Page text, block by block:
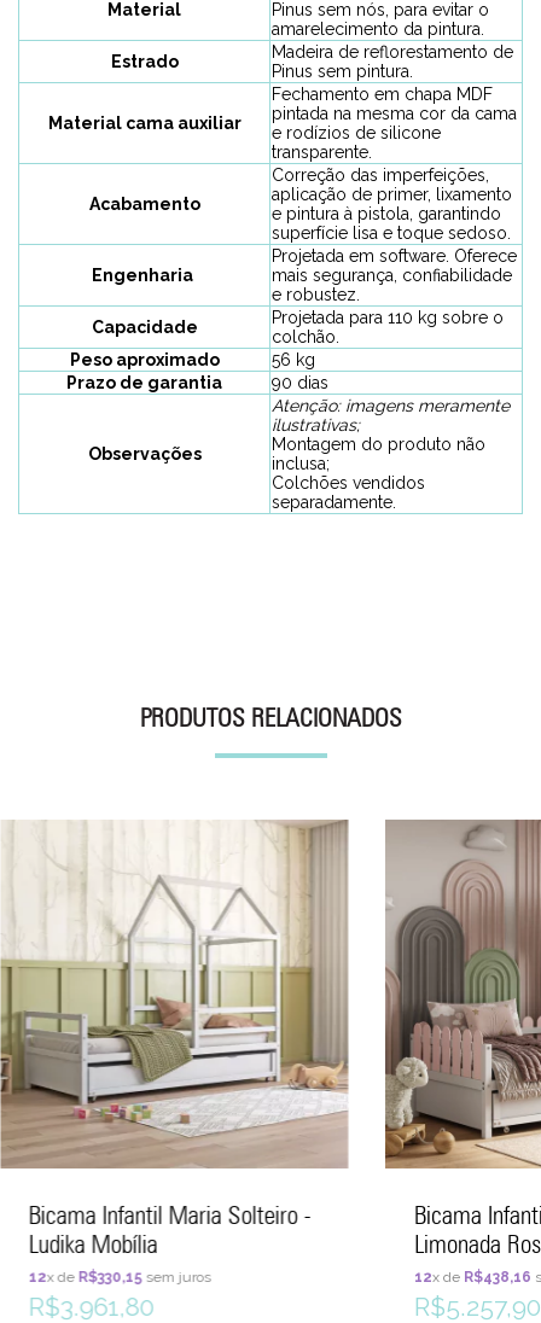
Material
Pinus sem nós, para evitar o
amarelecimento da pintura.
Estrado
Madeira de reflorestamento de
Pinus sem pintura.
Material cama auxiliar
Fechamento em chapa MDF
pintada na mesma cor da cama
e rodízios de silicone
transparente.
Acabamento
Correção das imperfeições,
aplicação de primer, lixamento
e pintura à pistola, garantindo
superfície lisa e toque sedoso.
Engenharia
Projetada em software. Oferece
mais segurança, confiabilidade
e robustez.
Capacidade
Projetada para 110 kg sobre o
colchão.
Peso aproximado
56 kg
Prazo de garantia
90 dias
Observações
Atenção: imagens meramente
ilustrativas;
Montagem do produto não
inclusa;
Colchões vendidos
separadamente.
PRODUTOS RELACIONADOS
Bicama Infantil Maria Solteiro -
Ludika Mobília
12x de R$330,15sem juros
R$3.961,80
Bicama
Limonada
Solteiro -
12x de R$438,16
R$5.257,90